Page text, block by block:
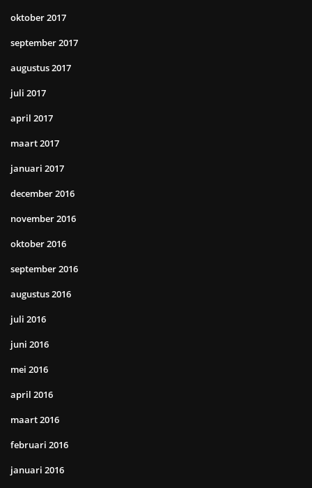
oktober 2017
september 2017
augustus 2017
juli 2017
april 2017
maart 2017
januari 2017
december 2016
november 2016
oktober 2016
september 2016
augustus 2016
juli 2016
juni 2016
mei 2016
april 2016
maart 2016
februari 2016
januari 2016